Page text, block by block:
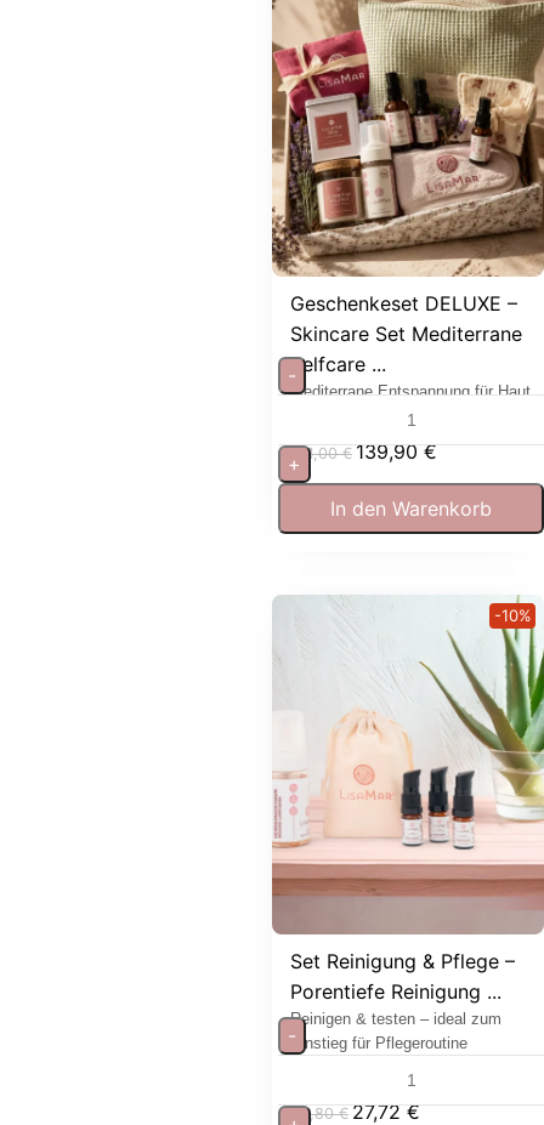
Geschenkeset DELUXE –
Skincare Set Mediterrane
Selfcare ...
Mediterrane Entspannung für Haut
181,00€ 139,90€
-
+
In den Warenkorb
Set Reinigung & Pflege –
Porentiefe Reinigung ...
Reinigen & testen – ideal zum
Einstieg für Pflegeroutine
-10%
30,80€ 27,72€
-